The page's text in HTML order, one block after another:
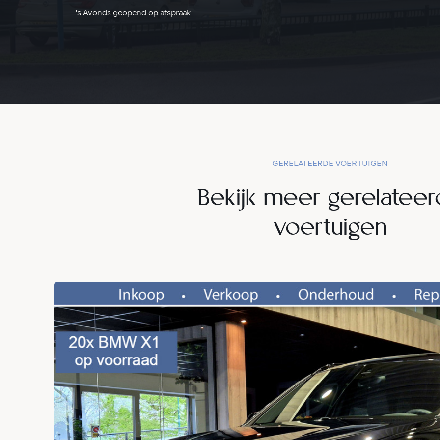
's Avonds geopend op afspraak
GERELATEERDE VOERTUIGEN
Bekijk meer
voertuigen